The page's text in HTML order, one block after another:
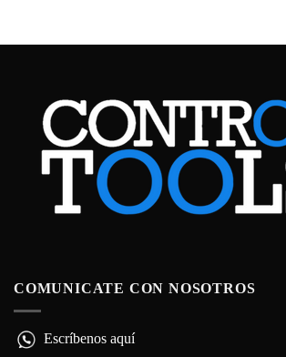
COMUNICATE CON NOSOTROS
Escríbenos aquí